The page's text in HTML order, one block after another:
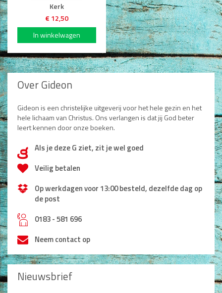
Kerk
€ 12,50
Over Gideon
Gideon is een christelijke uitgeverij voor het hele gezin en het
hele lichaam van Christus. Ons verlangen is dat jij God beter
leert kennen door onze boeken.
dAls je deze G ziet, zit je wel goed
Veilig betalen
Op werkdagen voor 13:00 besteld, dezelfde dag op
de post
h0183 - 581 696
Neem contact op
Nieuwsbrief